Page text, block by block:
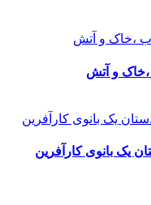
،خاک و آتش
یک بانوی کارآفرین